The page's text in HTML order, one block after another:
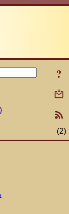
?
(2)